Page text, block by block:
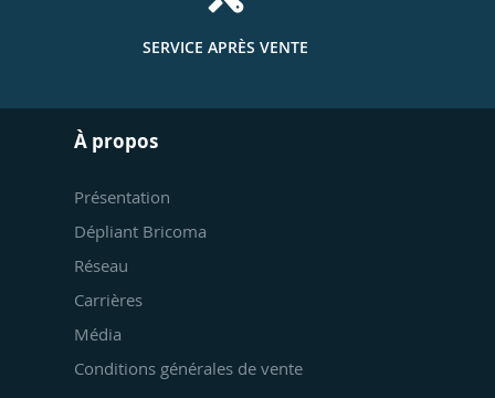
SERVICE APRÈS VENTE
À propos
Présentation
Dépliant Bricoma
Réseau
Carrières
Média
Conditions générales de vente